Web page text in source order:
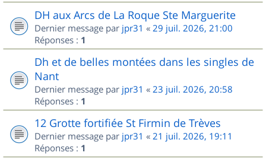
DH aux Arcs de La Roque Ste Marguerite
Dernier message par jpr31 « 29 juil. 2026, 21:00
Réponses : 1
Dh et de belles montées dans les singles de
Nant
Dernier message par jpr31 « 23 juil. 2026, 20:58
Réponses : 1
12 Grotte fortifiée St Firmin de Trèves
Dernier message par jpr31 « 21 juil. 2026, 19:11
Réponses : 1